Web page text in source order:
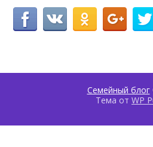
Семейный блог
Тема от WP